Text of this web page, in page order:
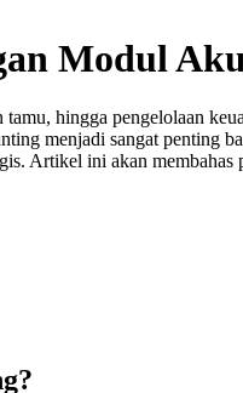
Modul
hingga pengelolaan
menjadi sangat penting
Artikel ini akan